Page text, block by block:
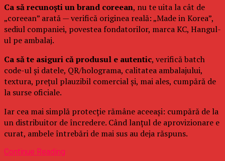
Ca să recunoști un brand coreean, nu te uita la cât de
„coreean” arată — verifică originea reală: „Made in Korea”,
sediul companiei, povestea fondatorilor, marca KC, Hangul-
ul pe ambalaj.
Ca să te asiguri că produsul e autentic, verifică batch
code-ul și datele, QR/holograma, calitatea ambalajului,
textura, prețul plauzibil comercial și, mai ales, cumpără de
la surse oficiale.
Iar cea mai simplă protecție rămâne aceeași: cumpără de la
un distribuitor de încredere. Când lanțul de aprovizionare e
curat, ambele întrebări de mai sus au deja răspuns.
Continue Reading